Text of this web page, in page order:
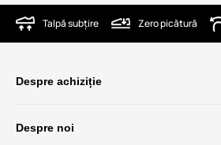
Talpă subțire Zero picătură
Despre achiziție
Despre noi